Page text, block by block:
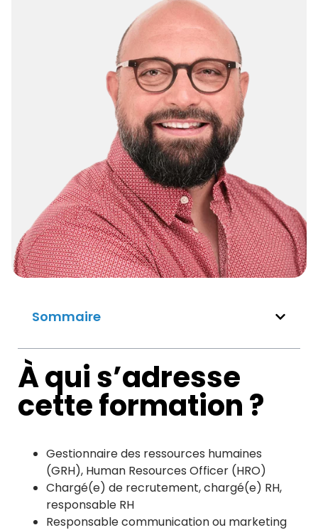
Sommaire
À qui s’adresse
cette formation ?
Gestionnaire des ressources humaines
(GRH), Human Resources Officer (HRO)
Chargé(e) de recrutement, chargé(e) RH,
responsable RH
Responsable communication ou marketing